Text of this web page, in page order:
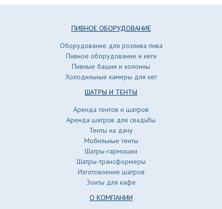
ПИВНОЕ ОБОРУДОВАНИЕ
Оборудование для розлива пива
Пивное оборудование и кеги
Пивные башни и колонны
Холодильные камеры для кег
ШАТРЫ И ТЕНТЫ
Аренда тентов и шатров
Аренда шатров для свадьбы
Тенты на дачу
Мобильные тенты
Шатры-гармошки
Шатры-трансформеры
Изготовление шатров
Зонты для кафе
О КОМПАНИИ